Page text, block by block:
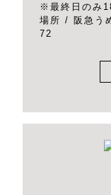
※最終日のみ
場所 / 阪急う
72